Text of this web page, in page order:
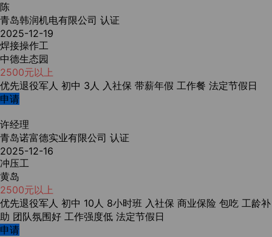
陈
青岛韩润机电有限公司 认证
2025-12-19
焊接操作工
中德生态园
2500元以上
优先退役军人 初中 3人 入社保 带薪年假 工作餐 法定节假日
申请
许经理
青岛诺富德实业有限公司 认证
2025-12-16
冲压工
黄岛
2500元以上
优先退役军人 初中 10人 8小时班 入社保 商业保险 包吃 工龄补
助 团队氛围好 工作强度低 法定节假日
申请